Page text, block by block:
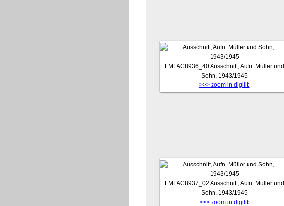
FMLAC8936_40Ausschnitt, Aufn. Müller und
Sohn, 1943/1945
>>> zoom in digilib
FMLAC8937_02 Ausschnitt, Aufn. Müller und
Sohn, 1943/1945
>>> zoom in digilib